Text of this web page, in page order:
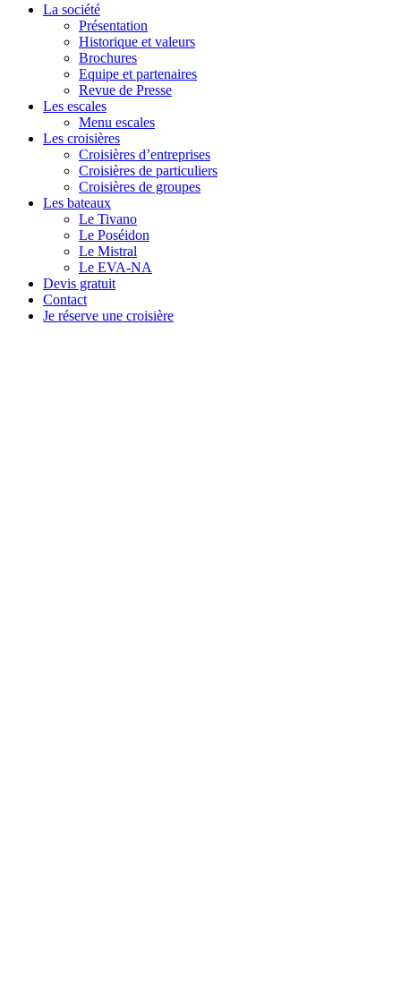
La société
Présentation
Historique et valeurs
Brochures
Equipe et partenaires
Revue de Presse
Les escales
Menu escales
Les croisières
Croisières d’entreprises
Croisières de particuliers
Croisières de groupes
Les bateaux
Le Tivano
Le Poséidon
Le Mistral
Le EVA-NA
Devis gratuit
Contact
Je réserve une croisière